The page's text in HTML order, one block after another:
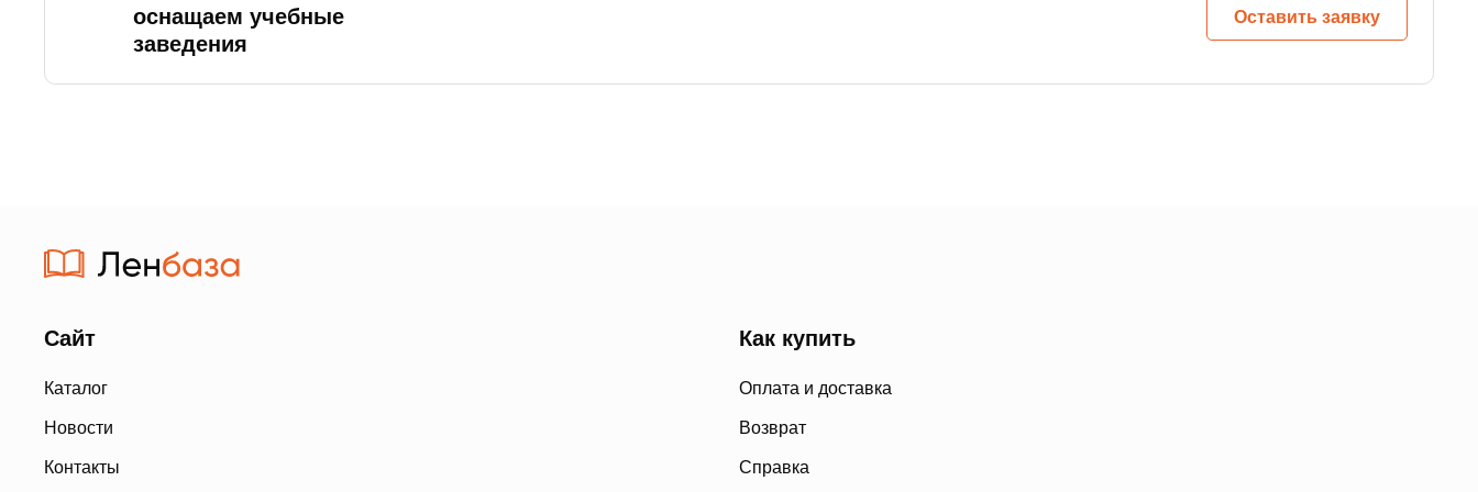
оснащаем учебные
заведения
Оставить заявку
Сайт
Каталог
Новости
Контакты
Как купить
Оплата и доставка
Возврат
Справка